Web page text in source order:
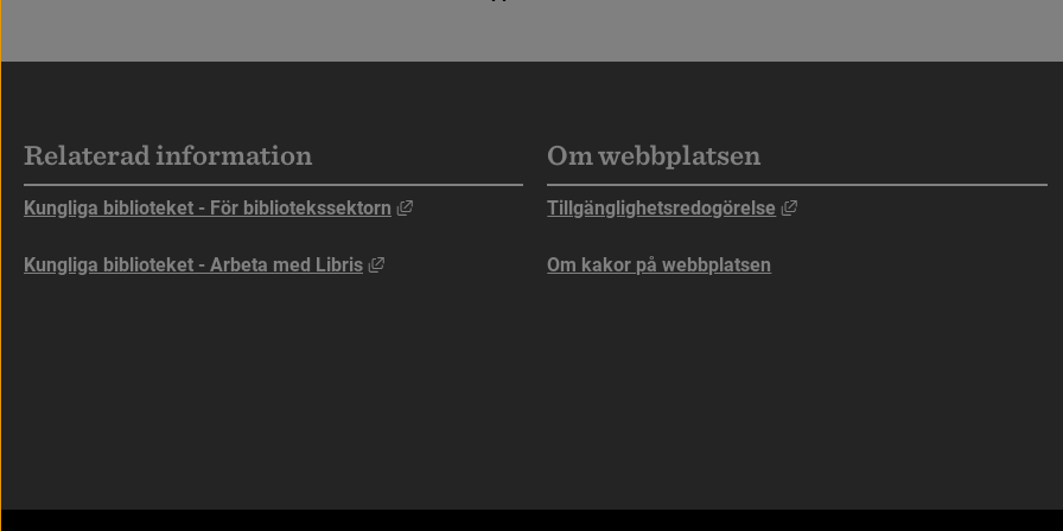
Relaterad information
Kungliga biblioteket - För bibliotekssektorn Länk till annan webbplats, öppnas i nytt fönster.
Kungliga biblioteket - Arbeta med Libris Länk till annan webbplats, öppnas i nytt fönster.
Om webbplatsen
Tillgänglighetsredogörelse Länk till annan webbplats,
Om kakor på webbplatsen